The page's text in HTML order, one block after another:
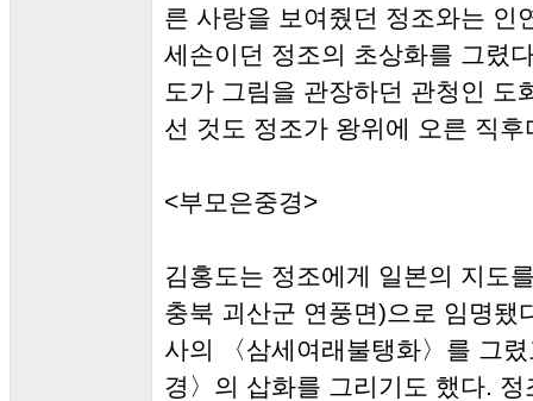
른 사랑을 보여줬던 정조와는 인
세손이던 정조의 초상화를 그렸
도가 그림을 관장하던 관청인 도
선 것도 정조가 왕위에 오른 직후
<부모은중경>
김홍도는 정조에게 일본의 지도
충북 괴산군 연풍면)으로 임명됐
사의 〈삼세여래불탱화〉를 그
경〉의 삽화를 그리기도 했다.